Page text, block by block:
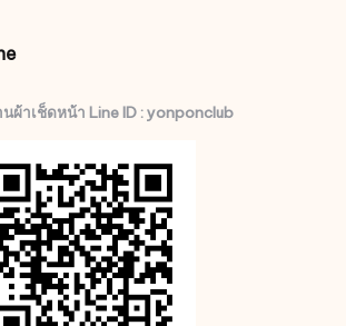
นผ้าเช็ดหน้า Line ID : yonponclub